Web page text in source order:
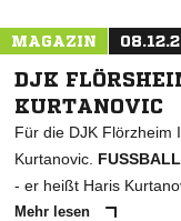
MAGAZIN
DJK
KURTANOVIC
Für die DJK Flörzheim
Kurtanovic.
- er heißt Haris
Mehr lesen